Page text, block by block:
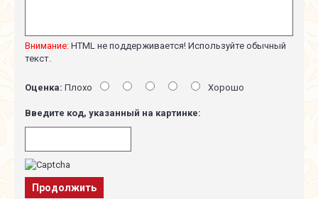
Внимание: HTML не поддерживается! Используйте обычный
текст.
Оценка: Плохо Хорошо
Введите код, указанный на картинке:
Продолжить